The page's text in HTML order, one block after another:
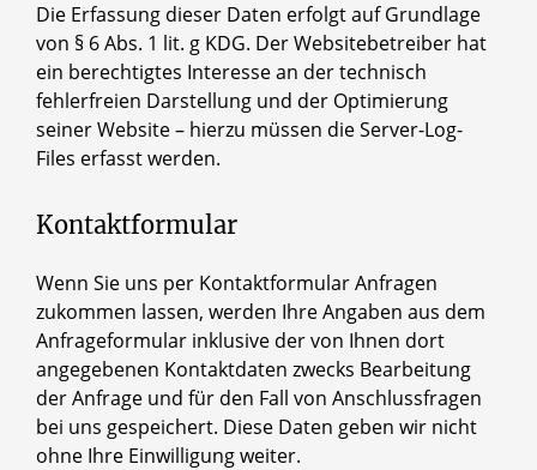
Die Erfassung dieser Daten erfolgt auf Grundlage
von § 6 Abs. 1 lit. g KDG. Der Websitebetreiber hat
ein berechtigtes Interesse an der technisch
fehlerfreien Darstellung und der Optimierung
seiner Website – hierzu müssen die Server-Log-
Files erfasst werden.
Kontaktformular
Wenn Sie uns per Kontaktformular Anfragen
zukommen lassen, werden Ihre Angaben aus dem
Anfrageformular inklusive der von Ihnen dort
angegebenen Kontaktdaten zwecks Bearbeitung
der Anfrage und für den Fall von Anschlussfragen
bei uns gespeichert. Diese Daten geben wir nicht
ohne Ihre Einwilligung weiter.